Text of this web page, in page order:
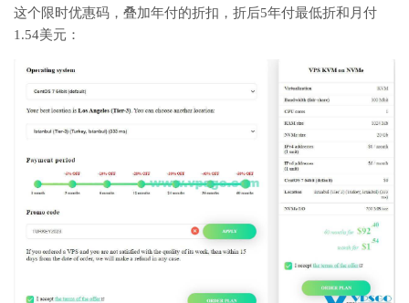
这个限时优惠码，叠加年付的折扣，折后5年付最低折和月付
1.54美元：